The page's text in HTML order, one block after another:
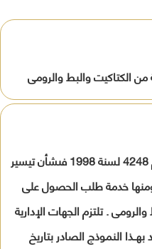
والبط والرومى
وفقا لقرار رئيس مجلس الوزراء رقم 4248 لسنة 1998 فىشأن تيسير
خدمة طلب الحصول على
. تلتزم الجهات الإدارية
بهــذا النموذج الصادر بتاريخ